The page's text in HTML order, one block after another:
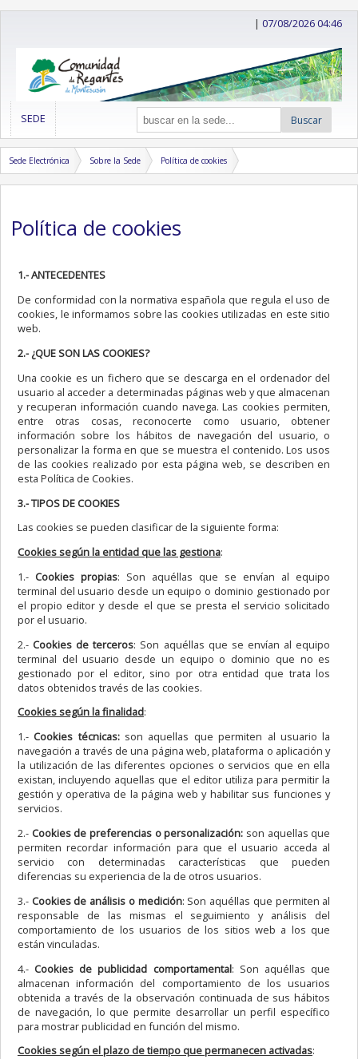
|07/08/2026 04:46
SEDE Buscar
Sede Electrónica Sobre la Sede Política de cookies
Política de cookies
1.- ANTECEDENTES
De conformidad con la normativa española que regula el uso de
cookies, le informamos sobre las cookies utilizadas en este sitio
web.
2.- ¿QUE SON LAS COOKIES?
Una cookie es un fichero que se descarga en el ordenador del
usuario al acceder a determinadas páginas web y que almacenan
y recuperan información cuando navega. Las cookies permiten,
entre otras cosas, reconocerte como usuario, obtener
información sobre los hábitos de navegación del usuario, o
personalizar la forma en que se muestra el contenido. Los usos
de las cookies realizado por esta página web, se describen en
esta Política de Cookies.
3.- TIPOS DE COOKIES
Las cookies se pueden clasificar de la siguiente forma:
Cookies según la entidad que las gestiona:
1.- Cookies propias: Son aquéllas que se envían al equipo
terminal del usuario desde un equipo o dominio gestionado por
el propio editor y desde el que se presta el servicio solicitado
por el usuario.
2.- Cookies de terceros: Son aquéllas que se envían al equipo
terminal del usuario desde un equipo o dominio que no es
gestionado por el editor, sino por otra entidad que trata los
datos obtenidos través de las cookies.
Cookies según la finalidad:
1.- Cookies técnicas:son aquellas que permiten al usuario la
navegación a través de una página web, plataforma o aplicación y
la utilización de las diferentes opciones o servicios que en ella
existan, incluyendo aquellas que el editor utiliza para permitir la
gestión y operativa de la página web y habilitar sus funciones y
servicios.
2.-Cookies de preferencias o personalización: son aquellas que
permiten recordar información para que el usuario acceda al
servicio con determinadas características que pueden
diferencias su experiencia de la de otros usuarios.
3.- Cookies de análisis o medición: Son aquéllas que permiten al
responsable de las mismas el seguimiento y análisis del
comportamiento de los usuarios de los sitios web a los que
están vinculadas.
4.- Cookies de publicidad comportamental: Son aquéllas que
almacenan información del comportamiento de los usuarios
obtenida a través de la observación continuada de sus hábitos
de navegación, lo que permite desarrollar un perfil específico
para mostrar publicidad en función del mismo.
Cookies según el plazo de tiempo que permanecen activadas: